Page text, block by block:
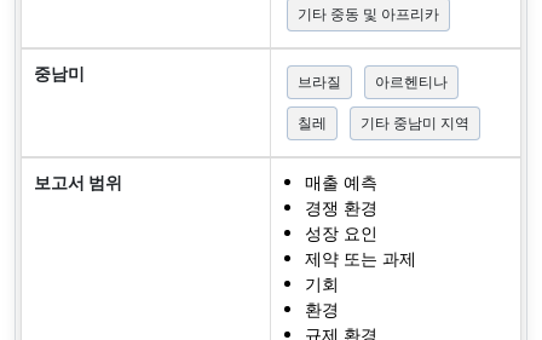
기타 중동 및 아프리카
중남미 브라질
아르헨티나
칠레
기타 중남미 지역
보고서 범위
매출 예측
경쟁 환경
성장 요인
제약 또는 과제
기회
환경
규제 환경